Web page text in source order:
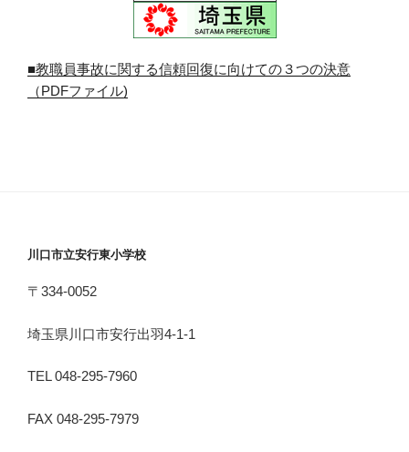
■教職員事故に関する信頼回復に向けての３つの決意
（PDFファイル)
川口市立安行東小学校
〒334-0052
埼玉県川口市安行出羽4-1-1
TEL 048-295-7960
FAX 048-295-7979